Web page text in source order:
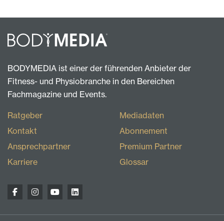
BODYMEDIA ist einer der führenden Anbieter der
Fitness- und Physiobranche in den Bereichen
Fachmagazine und Events.
Ratgeber
Kontakt
Ansprechpartner
Karriere
Mediadaten
Abonnement
Premium Partner
Glossar